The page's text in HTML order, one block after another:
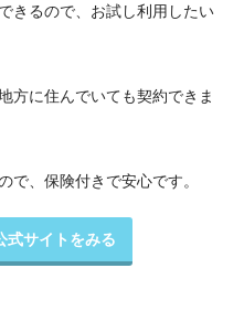
きるので、お試し利用したい
方に住んでいても契約できま
で、保険付きで安心です。
式サイトをみる